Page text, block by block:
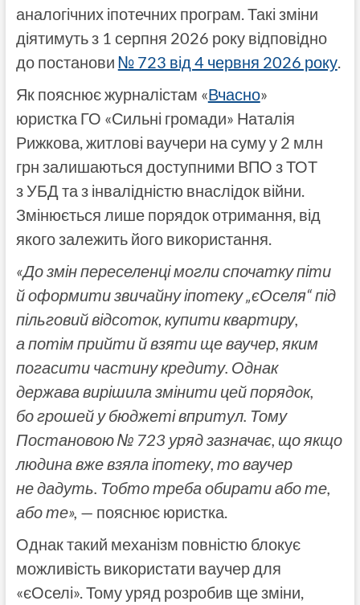
аналогічних іпотечних програм. Такі зміни
діятимуть з 1 серпня 2026 року відповідно
до постанови № 723 від 4 червня 2026 року.
Як пояснює журналістам «Вчасно»
юристка ГО «Сильні громади» Наталія
Рижкова, житлові ваучери на суму у 2 млн
грн залишаються доступними ВПО з ТОТ
з УБД та з інвалідністю внаслідок війни.
Змінюється лише порядок отримання, від
якого залежить його використання.
«До змін переселенці могли спочатку піти
й оформити звичайну іпотеку „єОселя“ під
пільговий відсоток, купити квартиру,
а потім прийти й взяти ще ваучер, яким
погасити частину кредиту. Однак
держава вирішила змінити цей порядок,
бо грошей у бюджеті впритул. Тому
Постановою № 723 уряд зазначає, що якщо
людина вже взяла іпотеку, то ваучер
не дадуть. Тобто треба обирати або те,
або те», — пояснює юристка.
Однак такий механізм повністю блокує
можливість використати ваучер для
«єОселі». Тому уряд розробив ще зміни,